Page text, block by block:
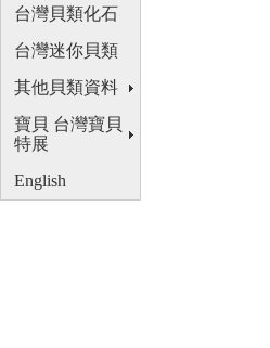
台灣貝類化石
台灣迷你貝類
其他貝類資料
寶貝 台灣寶貝
特展
English